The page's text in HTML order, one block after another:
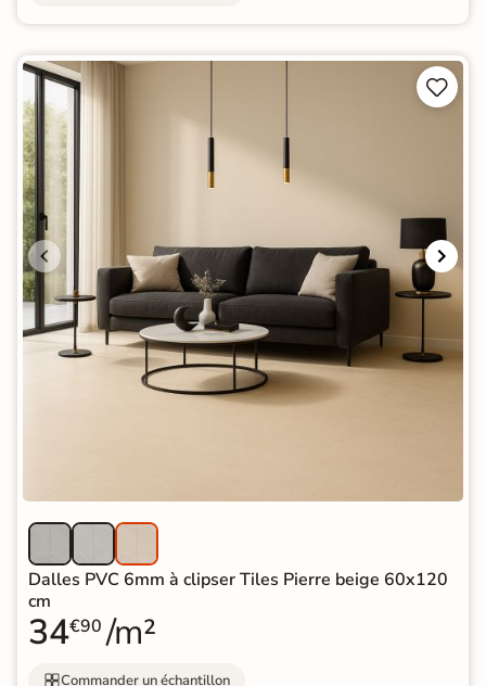


Dalles PVC 6mm à clipser Tiles Pierre beige 60x120
cm
34€90 /m²
Commander un échantillon